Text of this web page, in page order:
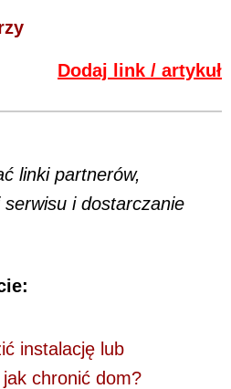
Dodaj link / artykuł
linki partnerów,
i dostarczanie
instalację lub
chronić dom?